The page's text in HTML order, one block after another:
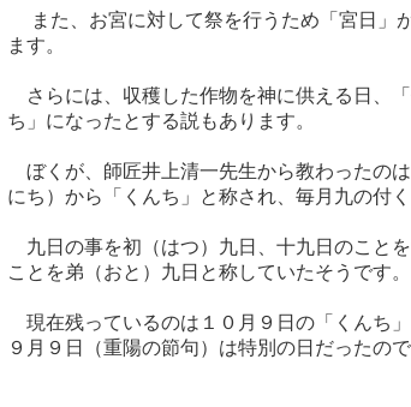
また、お宮に対して祭を行うため「宮日」
ます。
さらには、収穫した作物を神に供える日、
ち」になったとする説もあります。
ぼくが、師匠井上清一先生から教わったの
にち）から「くんち」と称され、毎月九の付
九日の事を初（はつ）九日、十九日のこと
ことを弟（おと）九日と称していたそうです。
現在残っているのは１０月９日の「くんち
９月９日（重陽の節句）は特別の日だったので